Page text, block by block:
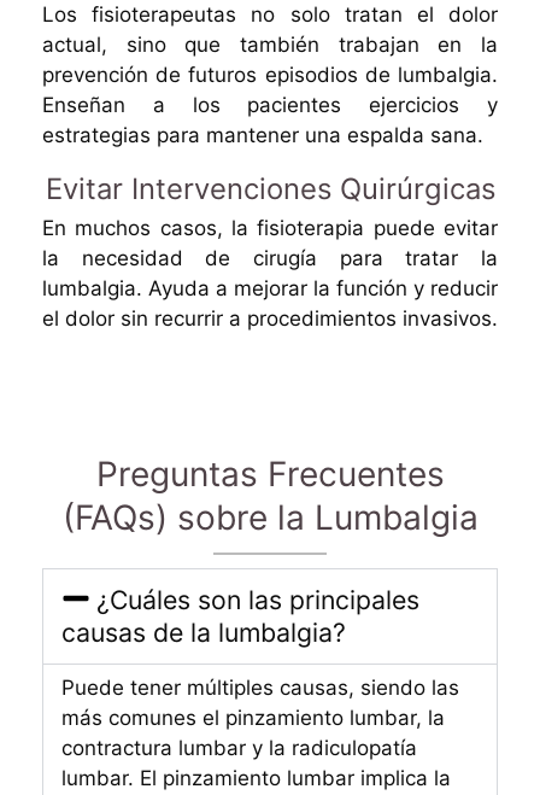
Los fisioterapeutas no solo tratan el dolor
actual, sino que también trabajan en la
prevención de futuros episodios de lumbalgia.
Enseñan a los pacientes ejercicios y
estrategias para mantener una espalda sana.
Evitar Intervenciones Quirúrgicas
En muchos casos, la fisioterapia puede evitar
la necesidad de cirugía para tratar la
lumbalgia. Ayuda a mejorar la función y reducir
el dolor sin recurrir a procedimientos invasivos.
Preguntas Frecuentes
(FAQs) sobre la Lumbalgia
¿Cuáles son las principales
causas de la lumbalgia?
Puede tener múltiples causas, siendo las
más comunes el pinzamiento lumbar, la
contractura lumbar y la radiculopatía
lumbar. El pinzamiento lumbar implica la